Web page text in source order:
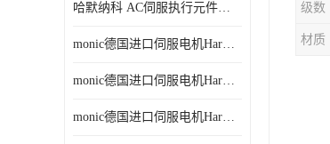
哈默纳科 AC伺服执行元件扁平型SHA系列 议价
monic德国进口伺服电机Har中国总代理单价
monic德国进口伺服电机Har中国总代理代理
monic德国进口伺服电机Har中国总代理公司
级数
材质